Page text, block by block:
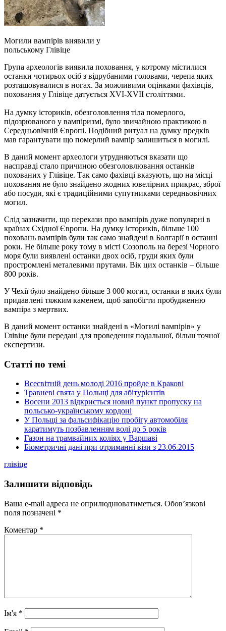
Могили вампірів виявили у
польському Глівіце
Група археологів виявила поховання, у котрому містилися
останки чотирьох осіб з відрубаними головами, черепа яких
розташовувалися в ногах. За можливими оцінками фахівців,
поховання у Глівіце датується XVI-XVII століттями.
На думку істориків, обезголовлення тіла померлого,
підозрюваного у вампіризмі, було звичайною практикою в
Середньовічній Європі. Подібний ритуал на думку предків
мав гарантувати що померлий вампір залишиться в могилі.
В даний момент археологи утрудняються вказати що
насправді стало причиною обезголовлювання останків
похованих у Глівіце. Так само фахівці вказують, що на місці
поховання не було знайдено жодних ювелірних прикрас, зброї
або посуди, які є традиційними супутниками середньовічних
могил.
Слід зазначити, що перекази про вампірів дуже популярні в
країнах Східної Європи. На думку істориків, більше 100
поховань вампірів були так само знайдені в Болгарії в останні
роки. Не більше року тому в місті Созополь на березі Чорного
моря були виявлені останки двох осіб, груди яких були
простромлені металевими прутами. Вік цих останків – більше
800 років.
У Чехії було знайдено більше 3 000 могил, останки в яких були
придавлені тяжким каменем, щоб запобігти пробудженню
вампіра з мертвих.
В даний момент останки знайдені в «Могилі вампірів» у
Глівіце були передані для проведення подальшої, більш точної
експертизи.
Статті по темі
Всесвітній день молоді 2016 пройде в Кракові
Травневі свята у Польщі для абітурієнтів
Восени 2013 відкриється новий пункт пропуску на
польсько-українському кордоні
У Польщі за фальсифікацію пробігу автомобіля
каратимуть позбавленням волі до 5 років
Газон на трамвайних коліях у Варшаві
Біометричні дані при отриманні візи з 23.06.2015
глівіце
Залишити відповідь
Ваша e-mail адреса не оприлюднюватиметься. Обов’язкові
поля позначені *
Коментар *
Ім'я *